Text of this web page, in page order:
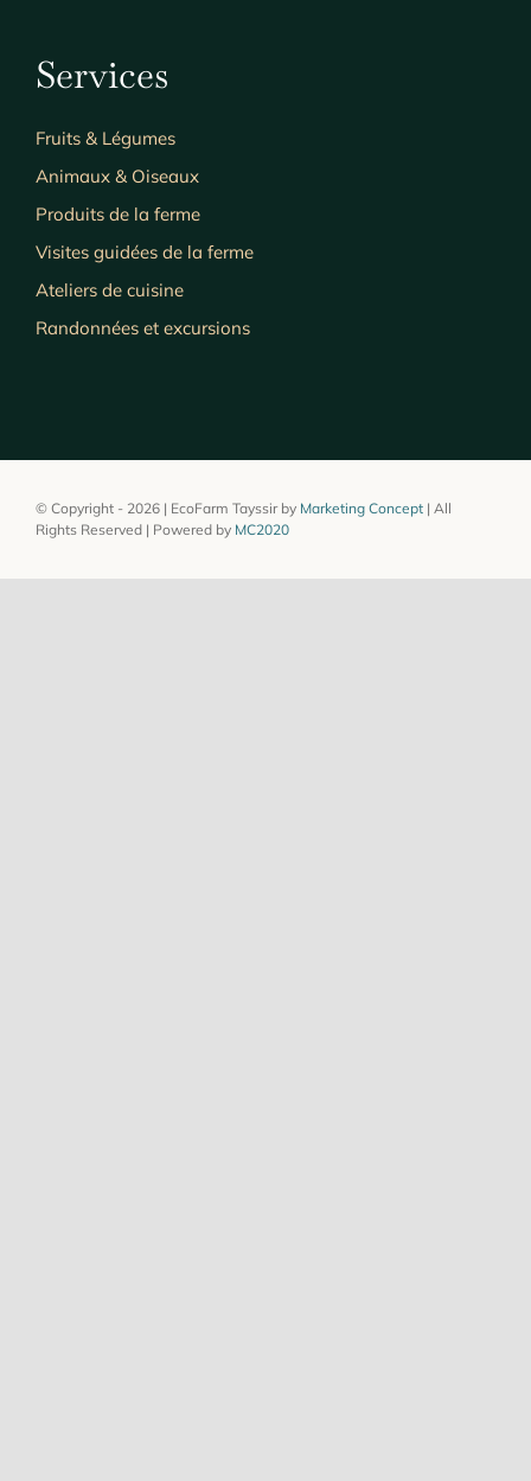
Services
Fruits & Légumes
Animaux & Oiseaux
Produits de la ferme
Visites guidées de la ferme
Ateliers de cuisine
Randonnées et excursions
© Copyright - 2026 | EcoFarm Tayssir by Marketing Concept| All
Rights Reserved | Powered by MC2020